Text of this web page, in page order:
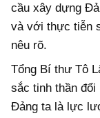
cầu xây dựng
và với thực tiễn
nêu rõ.
Tổng Bí thư Tô
sắc tinh thần
Đảng ta là lực